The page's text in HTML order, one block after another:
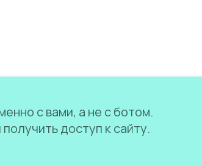
с вами, а не с ботом.
доступ к сайту.